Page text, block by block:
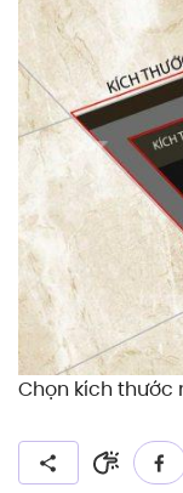
Chọn kích thước